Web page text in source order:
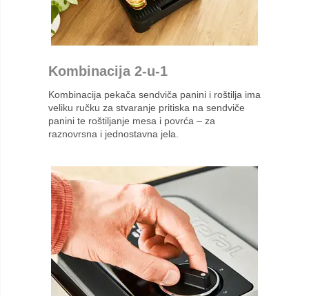
Kombinacija 2-u-1
Kombinacija pekača sendviča panini i roštilja ima
veliku ručku za stvaranje pritiska na sendviče
panini te roštiljanje mesa i povrća – za
raznovrsna i jednostavna jela.